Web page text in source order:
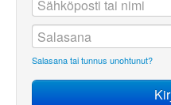
Salasana tai tunnus unohtunut?